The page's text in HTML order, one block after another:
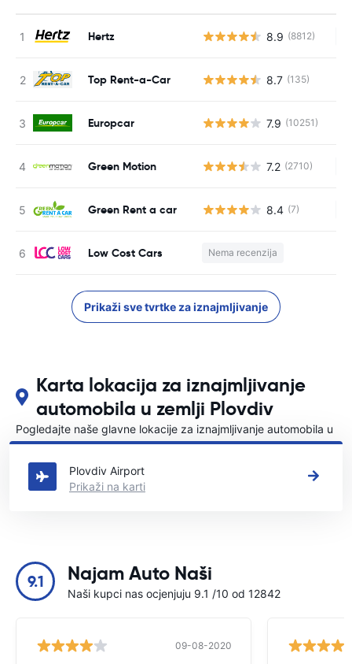
Hertz 8.9 (8812)
Top Rent-a-Car 8.7 (135)
Europcar 7.9 (10251)
Green Motion 7.2 (2710)
Green Rent a car 8.4 (7)
Low Cost Cars Nema recenzija
Prikaži sve tvrtke za iznajmljivanje
Karta lokacija za iznajmljivanje
automobila u zemlji Plovdiv
Pogledajte naše glavne lokacije za iznajmljivanje automobila u
Plovdiv
Plovdiv Airport
Prikaži na karti
9.1 Najam Auto Naši
Naši kupci nas ocjenjuju 9.1 /10 od 12842
09-08-2020